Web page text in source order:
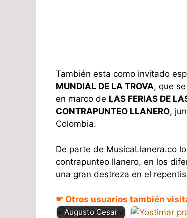
También esta como invitado
MUNDIAL DE LA TROVA, que
en marco de LAS FERIAS DE
CONTRAPUNTEO LLANERO,
Colombia.
De parte de MusicaLlanera.co
contrapunteo llanero, en los
una gran destreza en el
☛ Otros usuarios también
- Biografia de
Augusto Cesar